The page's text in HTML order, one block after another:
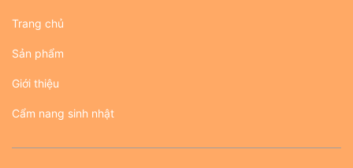
Trang chủ
Sản phẩm
Giới thiệu
Cẩm nang sinh nhật